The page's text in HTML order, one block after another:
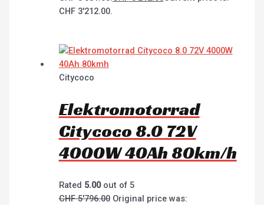
CHF 3'212.00.
Citycoco
Elektromotorrad
Citycoco 8.0 72V
4000W 40Ah 80km/h
Rated 5.00out of 5
CHF5'796.00 Original price was: